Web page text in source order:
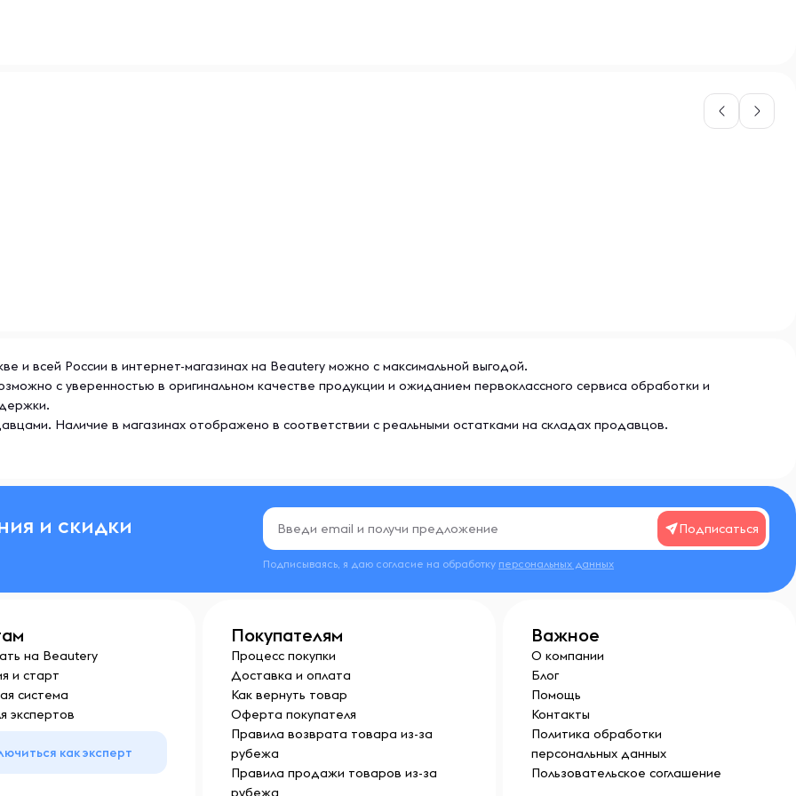
спортивные
активный образ жизни.
отличается
и всей России в интернет-магазинах на Beautery можно с максимальной выгодой.
с уверенностью в оригинальном качестве продукции и ожиданием первоклассного сервиса обработки и
Наличие в магазинах отображено в соответствии с реальными остатками на складах продавцов.
и скидки Подписаться
Подписываясь, я даю согласие на обработку персональных данных
на Beautery
и старт
система
экспертов
как эксперт
Покупателям
Процесс покупки
Доставка и оплата
Как вернуть товар
Оферта покупателя
Правила возврата товара из-за
рубежа
Правила продажи товаров из-за
рубежа
Важное
О компании
Блог
Помощь
Контакты
Политика обработки
персональных данных
Пользовательское соглашение